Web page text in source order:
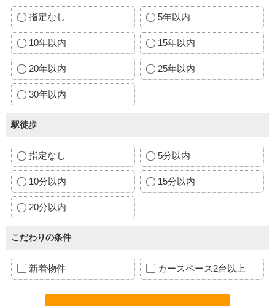
指定なし 5年以内
10年以内 15年以内
20年以内 25年以内
30年以内
駅徒歩
指定なし 5分以内
10分以内 15分以内
20分以内
こだわりの条件
新着物件 カースペース2台以上